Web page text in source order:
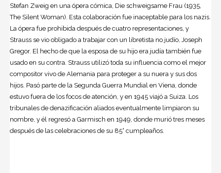
Stefan Zweig en una ópera cómica, Die schweigsame Frau (1935,
The Silent Woman). Esta colaboración fue inaceptable para los nazis.
La ópera fue prohibida después de cuatro representaciones, y
Strauss se vio obligado a trabajar con un libretista no judío, Joseph
Gregor. El hecho de que la esposa de su hijo era judía también fue
usado en su contra. Strauss utilizó toda su influencia como el mejor
compositor vivo de Alemania para proteger a su nuera y sus dos
hijos. Pasó parte de la Segunda Guerra Mundial en Viena, donde
estuvo fuera de los focos de atención, y en 1945 viajó a Suiza. Los
tribunales de denazificación aliados eventualmente limpiaron su
nombre, y él regresó a Garmisch en 1949, donde murió tres meses
después de las celebraciones de su 85° cumpleaños.